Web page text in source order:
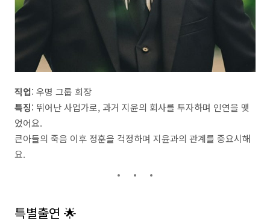
직업: 우명 그룹 회장
특징: 뛰어난 사업가로, 과거 지윤의 회사를 투자하며 인연을 맺
었어요.
큰아들의 죽음 이후 정훈을 걱정하며 지윤과의 관계를 중요시해
요.
특별출연 🌟